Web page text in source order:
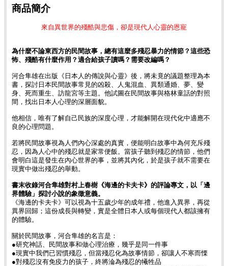
商品簡介
來自異世界的殘酷與悲傷，卻是現代人心靈的恩寵
為什麼不論東西方的民間故事，總有這麼多殘忍暴力的情節？這些恐
怖、殘酷有什麼作用？適合給孩子讀嗎？需要改編嗎？
河合隼雄在出版《日本人的傳說與心靈》後，將未竟的議題整理為本
書，探討日本民間故事常見的凶殺、人鬼混血、異類通婚、夢、變
身、死而重生、訪龍宮等主題。他試圖在民間故事與格林童話的對照
間，找出日本人心理的深層面貌。
他相信，唯有了解自己民族的深度心理，才能解開在現代化中適應不
良的心理問題。
若將民間故事視為人們內心深處的真實，便能明白故事中為何充斥殘
忍，因為人心中的殘忍就是家常便飯。當孩子聽到殘忍的情節，他們
會明白這是發生在內心世界的事，並將其內化，於是孩子就不需要在
現實中做出殘忍的舉動。
書末收錄河合隼雄對村上春樹《海邊的卡夫卡》的評論專文，以「邊
界體驗」探討小說的象徵意義。
《海邊的卡夫卡》可以視為十五歲少年的成年禮，他進入異界，再從
異界回歸；這份成長與轉變，實是全體日本人或每個現代人都該擁有
的體驗。
關於民間故事，河合隼雄的名言是：
●研究神話、民間故事和做心理治療，幾乎是同一件事
●現實中我們已習慣殘忍，但當殘忍化為故事情節，卻讓人不寒而慄
●對殘忍沒有免疫力的孩子，終將淪為殘忍的犧牲品